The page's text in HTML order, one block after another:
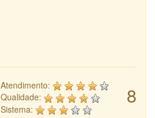
8
Atendimento:
Qualidade:
Sistema: